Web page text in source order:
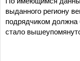
выданного региону
подрядчиком
стало